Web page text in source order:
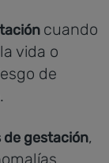
cuando
vida o
de
de gestación,